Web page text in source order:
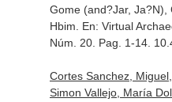
Gome (and?Jar, Ja?N),
Hbim. En: Virtual
Núm. 20. Pag. 1-14.
Cortes Sanchez,
Simon Vallejo, María